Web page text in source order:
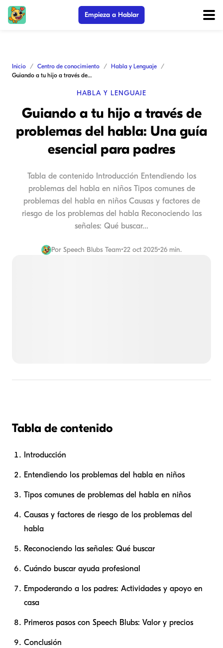
Empieza a Hablar
Inicio Centro de conocimiento
Habla y Lenguaje
Guiando a tu hijo a través de problemas del habla: Una guía esencial para padres
HABLA Y LENGUAJE
Guiando a tu hijo a través de
problemas del habla: Una guía
esencial para padres
Tabla de contenido Introducción Entendiendo los
problemas del habla en niños Tipos comunes de
problemas del habla en niños Causas y factores de
riesgo de los problemas del habla Reconociendo las
señales: Qué buscar...
Por Speech Blubs Team•22 oct 2025•26 min.
Tabla de contenido
Introducción
Entendiendo los problemas del habla en niños
Tipos comunes de problemas del habla en niños
Causas y factores de riesgo de los problemas del
habla
Reconociendo las señales: Qué buscar
Cuándo buscar ayuda profesional
Empoderando a los padres: Actividades y apoyo en
casa
Primeros pasos con Speech Blubs: Valor y precios
Conclusión